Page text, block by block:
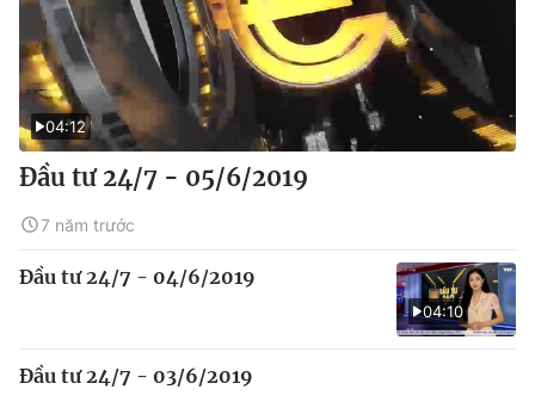
04:12
Đầu tư 24/7 - 05/6/2019
7 năm trước
04:10
Đầu tư 24/7 - 04/6/2019
Đầu tư 24/7 - 03/6/2019